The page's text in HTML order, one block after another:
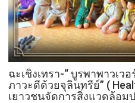
ฉะเชิงเทรา-​“ บูรพาพาวเว
ภาวะดีด้วยจุลินทรีย์” (
เยาวชนจัดการสิ่งแวดล้อม